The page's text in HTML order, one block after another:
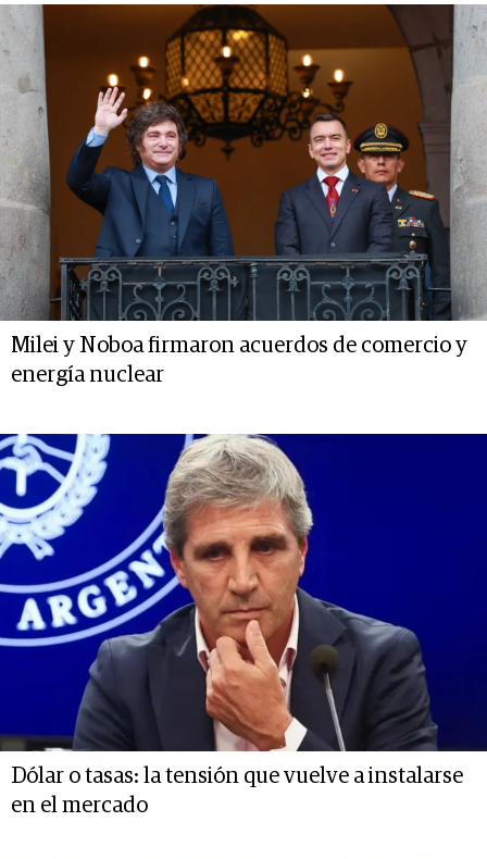
Milei y Noboa firmaron acuerdos de comercio y
energía nuclear
Dólar o tasas: la tensión que vuelve a instalarse
en el mercado